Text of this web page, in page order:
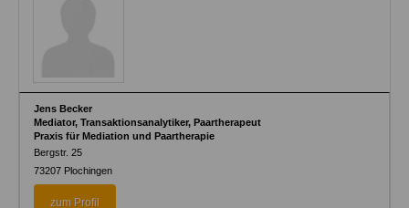
Jens Becker
Mediator, Transaktionsanalytiker, Paartherapeut
Praxis für Mediation und Paartherapie
Bergstr. 25
73207 Plochingen
zum Profil